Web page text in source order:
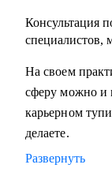
Консультация
специалистов,
На своем
сферу можно и
карьерном
делаете.
Развернуть